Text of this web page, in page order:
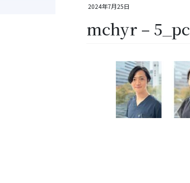
2024年7月25日
mchyr – 5_pc